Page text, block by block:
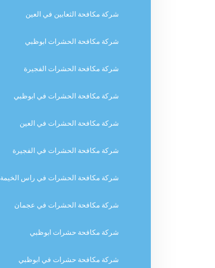
شركة مكافحة الثعابين في العين
شركة مكافحة الحشرات ابوظبي
شركة مكافحة الحشرات الفجيرة
شركة مكافحة الحشرات في ابوظبي
شركة مكافحة الحشرات في العين
شركة مكافحة الحشرات في الفجيرة
شركة مكافحة الحشرات في راس الخيمة
شركة مكافحة الحشرات في عجمان
شركة مكافحة حشرات ابوظبي
شركة مكافحة حشرات في ابوظبي